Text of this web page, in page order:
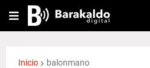
Inicio balonmano